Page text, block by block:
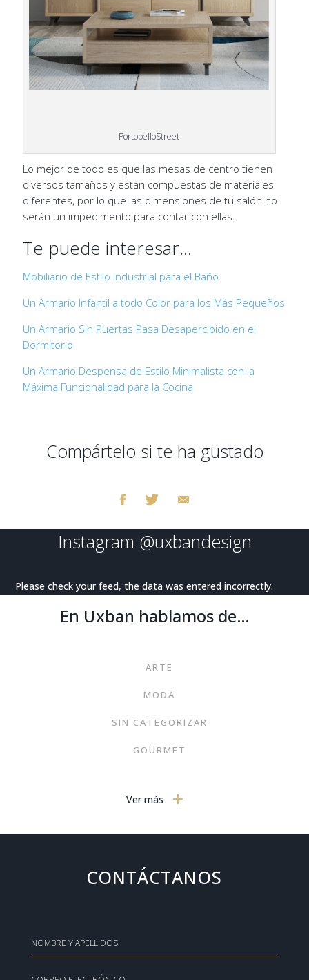
PortobelloStreet
Lo mejor de todo es que las mesas de centro tienen
diversos tamaños y están compuestas de materiales
diferentes, por lo que las dimensiones de tu salón no
serán un impedimento para contar con ellas.
Te puede interesar…
Mobiliario de Estilo Industrial para el Baño
Un Armario Infantil a todo Color para los Más Pequeños
Un Armario Sin Puertas Pasa Desapercibido en el
Dormitorio
Un Armario Despensa de Estilo Minimalista con la
Máxima Funcionalidad para la Cocina
Compártelo si te ha gustado
Instagram @uxbandesign
Please check your feed, the data was entered incorrectly.
En Uxban hablamos de…
ARTE
MODA
SIN CATEGORIZAR
GOURMET
MOTOR
PORTADA
TECNOLOGÍA EN EL HOGAR
VIVIENDAS SINGULARES
Ver más
CONTÁCTANOS